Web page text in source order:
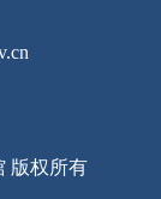
版权所有